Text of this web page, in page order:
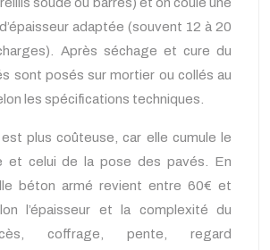
adaptée (souvent 12 à 20
Après séchage et cure du
sont posés sur mortier ou collés au
les spécifications techniques.
plus coûteuse, car elle cumule le
et celui de la pose des pavés. En
béton armé revient entre 60€ et
l’épaisseur et la complexité du
coffrage, pente, regard